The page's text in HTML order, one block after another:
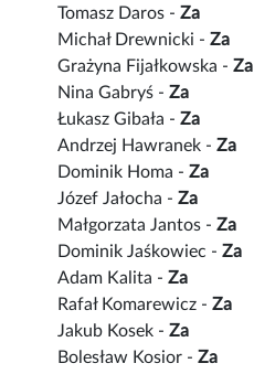
Tomasz Daros -Za
Michał Drewnicki -Za
Grażyna Fijałkowska -Za
Nina Gabryś -Za
Łukasz Gibała -Za
Andrzej Hawranek -Za
Dominik Homa -Za
Józef Jałocha -Za
Małgorzata Jantos -Za
Dominik Jaśkowiec -Za
Adam Kalita -Za
Rafał Komarewicz -Za
Jakub Kosek -Za
Bolesław Kosior -Za